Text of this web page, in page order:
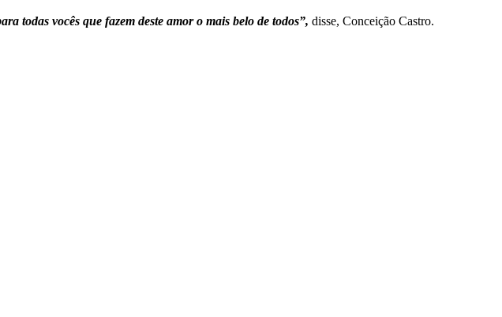
todas vocês que fazem deste amor o mais belo de todos”, disse, Conceição Castro.